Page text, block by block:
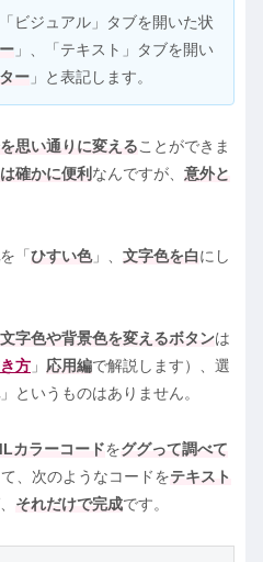
ビジュアル」タブを開いた状
」、「テキスト」タブを開い
ー 」と表記します。
思い通りに変えることができま
確かに便利 なんですが、 意外と
を「 ひすい色」、 文字色を白にし
文字色や背景色を変えるボタンは
方 」 応用編で解説します）、選
」というものはありません。
カラーコードをググって調べて
、次のようなコードをテキスト
それだけで完成です。